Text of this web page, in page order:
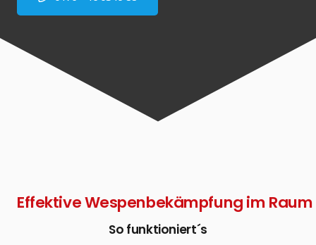
Effektive Wespenbekämpfung im
So funktioniert´s